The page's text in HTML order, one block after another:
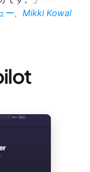
ー、Mikki Kowal